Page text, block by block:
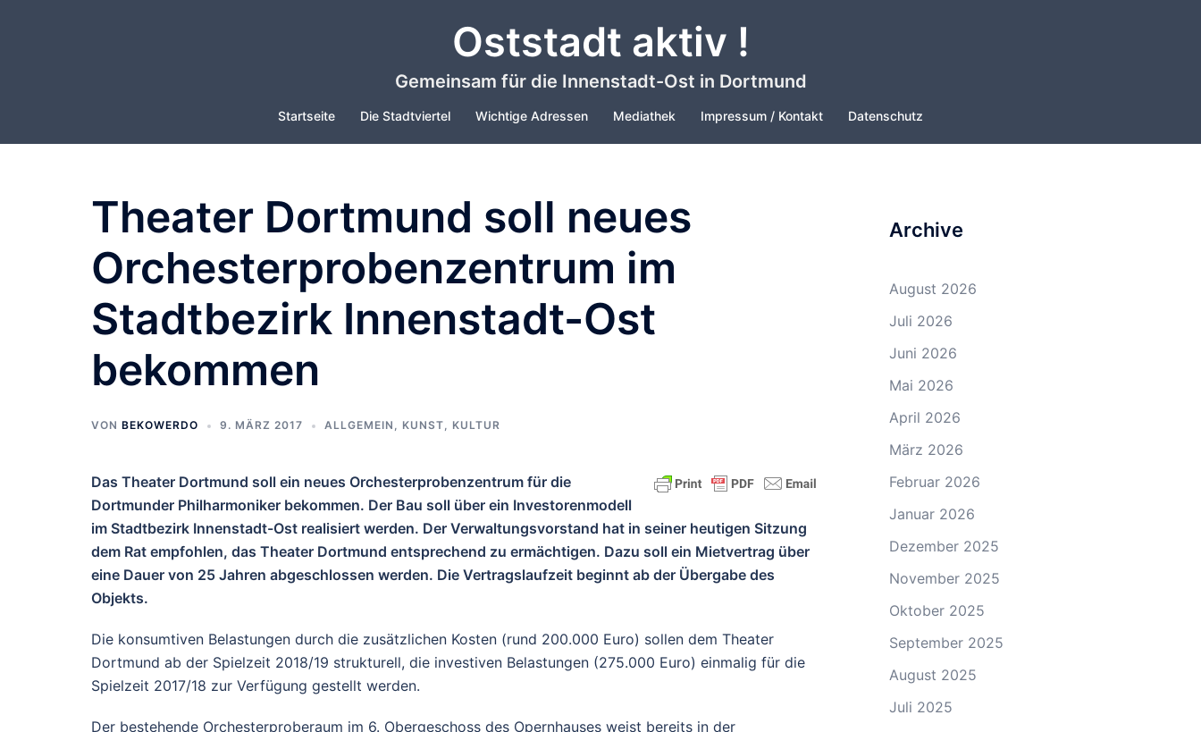
Oststadt aktiv !
Gemeinsam für die Innenstadt-Ost in Dortmund
Startseite Die Stadtviertel Wichtige Adressen Mediathek Impressum / Kontakt Datenschutz
Theater Dortmund soll neues
Orchesterprobenzentrum im
Stadtbezirk Innenstadt-Ost
bekommen
VON BEKOWERDO 9. MÄRZ 2017 ALLGEMEIN , KUNST, KULTUR
Das Theater Dortmund soll ein neues Orchesterprobenzentrum für die
Dortmunder Philharmoniker bekommen. Der Bau soll über ein Investorenmodell
im Stadtbezirk Innenstadt-Ost realisiert werden. Der Verwaltungsvorstand hat in seiner heutigen Sitzung
dem Rat empfohlen, das Theater Dortmund entsprechend zu ermächtigen. Dazu soll ein Mietvertrag über
eine Dauer von 25 Jahren abgeschlossen werden. Die Vertragslaufzeit beginnt ab der Übergabe des
Objekts.
Die konsumtiven Belastungen durch die zusätzlichen Kosten (rund 200.000 Euro) sollen dem Theater
Dortmund ab der Spielzeit 2018/19 strukturell, die investiven Belastungen (275.000 Euro) einmalig für die
Spielzeit 2017/18 zur Verfügung gestellt werden.
Der bestehende Orchesterproberaum im 6. Obergeschoss des Opernhauses weist bereits in der
Archive
August 2026
Juli 2026
Juni 2026
Mai 2026
April 2026
März 2026
Februar 2026
Januar 2026
Dezember 2025
November 2025
Oktober 2025
September 2025
August 2025
Juli 2025